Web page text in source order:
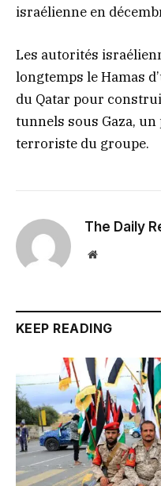
israélienne en
Les autorités
longtemps le Hamas
du Qatar pour
tunnels sous Gaza,
terroriste du groupe.
The Daily
Website
KEEP READING